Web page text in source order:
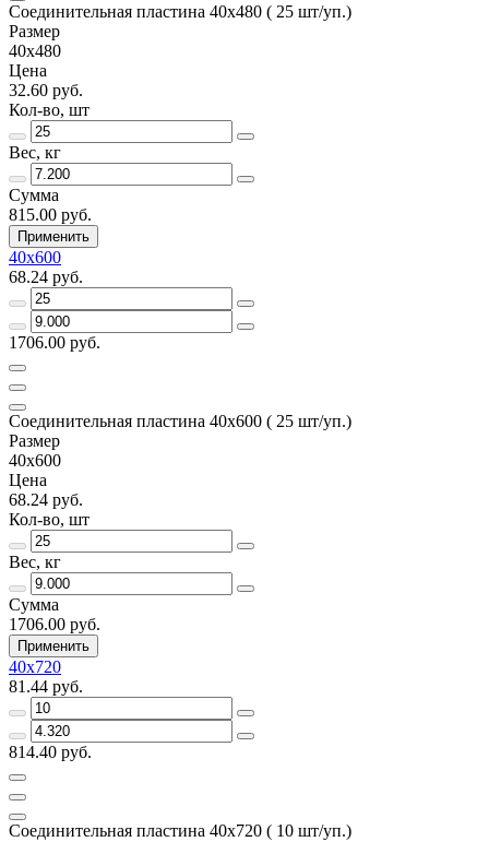
Соединительная пластина 40х480 ( 25 шт/уп.)
Размер
40х480
Цена
32.60 руб.
Кол-во, шт
Вес, кг
Сумма
815.00 руб.
Применить
40х600
68.24 руб.
1706.00 руб.
Соединительная пластина 40х600 ( 25 шт/уп.)
Размер
40х600
Цена
68.24 руб.
Кол-во, шт
Вес, кг
Сумма
1706.00 руб.
Применить
40х720
81.44 руб.
814.40 руб.
Соединительная пластина 40х720 ( 10 шт/уп.)